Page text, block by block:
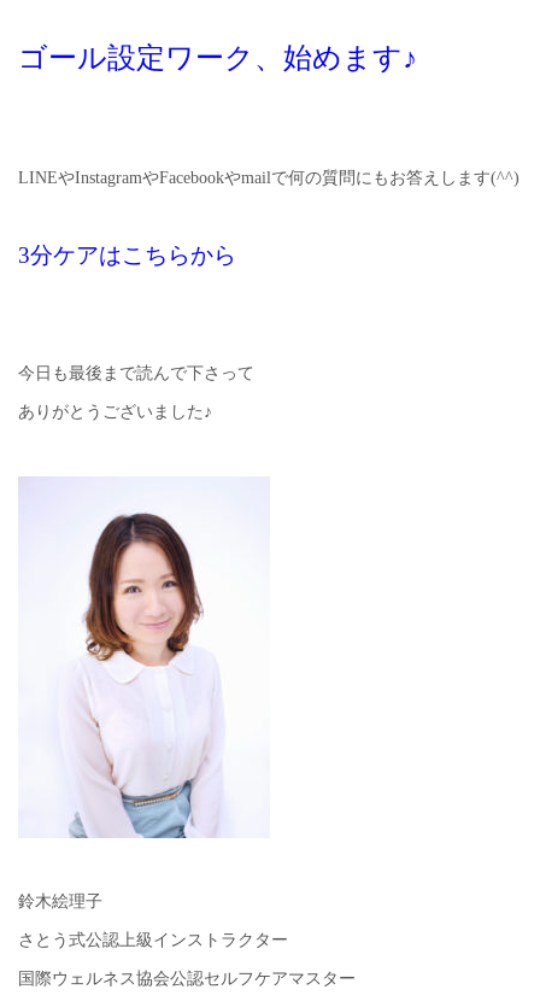
ゴール設定ワーク、始めます♪
LINEやInstagramやFacebookやmailで何の質問にもお答えします(^^)
3分ケアはこちらから
今日も最後まで読んで下さって
ありがとうございました♪
鈴木絵理子
さとう式公認上級インストラクター
国際ウェルネス協会公認セルフケアマスター